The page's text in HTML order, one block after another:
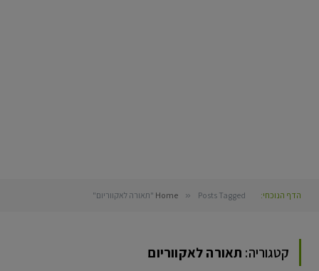
הדף הנוכחי: Home » Posts Tagged "תאורה לאקווריום"
קטגוריה: תאורה לאקווריום